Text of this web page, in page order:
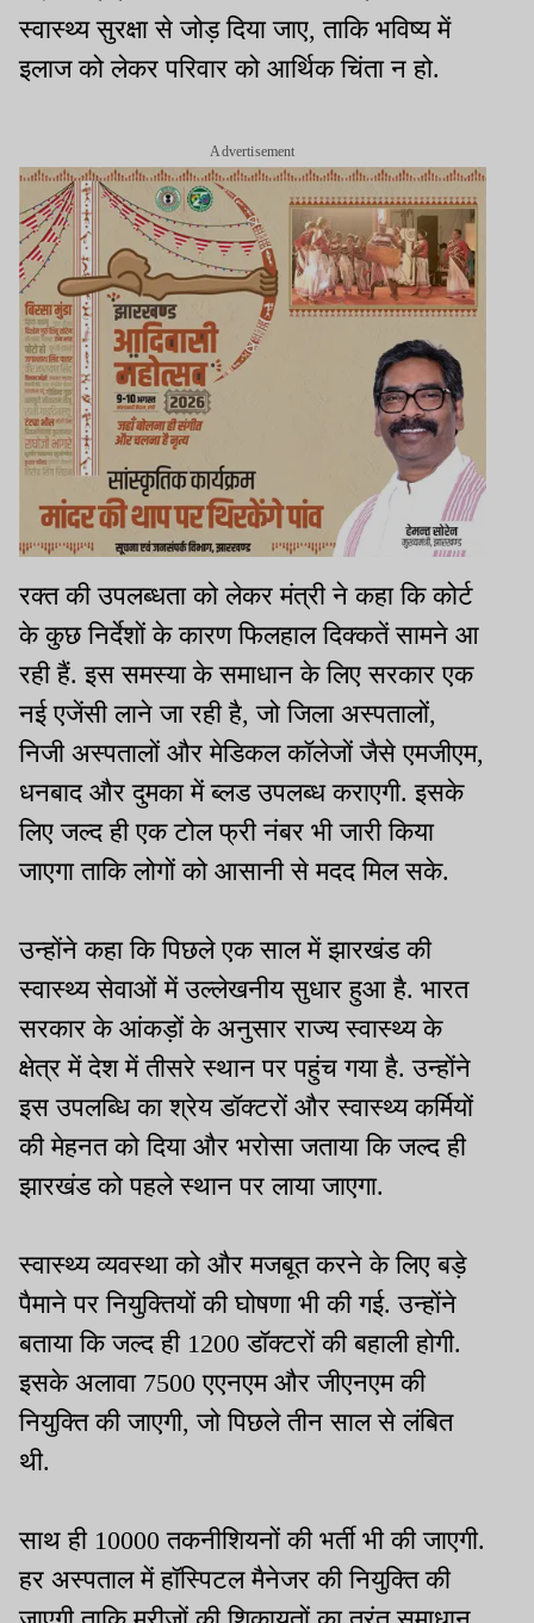
स्वास्थ्य सुरक्षा से जोड़ दिया जाए, ताकि भविष्य में
इलाज को लेकर परिवार को आर्थिक चिंता न हो.
Advertisement
रक्त की उपलब्धता को लेकर मंत्री ने कहा कि कोर्ट
के कुछ निर्देशों के कारण फिलहाल दिक्कतें सामने आ
रही हैं. इस समस्या के समाधान के लिए सरकार एक
नई एजेंसी लाने जा रही है, जो जिला अस्पतालों,
निजी अस्पतालों और मेडिकल कॉलेजों जैसे एमजीएम,
धनबाद और दुमका में ब्लड उपलब्ध कराएगी. इसके
लिए जल्द ही एक टोल फ्री नंबर भी जारी किया
जाएगा ताकि लोगों को आसानी से मदद मिल सके.
उन्होंने कहा कि पिछले एक साल में झारखंड की
स्वास्थ्य सेवाओं में उल्लेखनीय सुधार हुआ है. भारत
सरकार के आंकड़ों के अनुसार राज्य स्वास्थ्य के
क्षेत्र में देश में तीसरे स्थान पर पहुंच गया है. उन्होंने
इस उपलब्धि का श्रेय डॉक्टरों और स्वास्थ्य कर्मियों
की मेहनत को दिया और भरोसा जताया कि जल्द ही
झारखंड को पहले स्थान पर लाया जाएगा.
स्वास्थ्य व्यवस्था को और मजबूत करने के लिए बड़े
पैमाने पर नियुक्तियों की घोषणा भी की गई. उन्होंने
बताया कि जल्द ही 1200 डॉक्टरों की बहाली होगी.
इसके अलावा 7500 एएनएम और जीएनएम की
नियुक्ति की जाएगी, जो पिछले तीन साल से लंबित
थी.
साथ ही 10000 तकनीशियनों की भर्ती भी की जाएगी.
हर अस्पताल में हॉस्पिटल मैनेजर की नियुक्ति की